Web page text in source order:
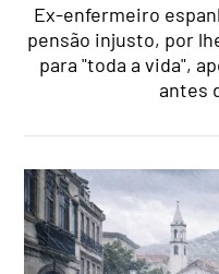
Ex-enfermeiro
pensão injusto, por
para "toda a vida",
antes